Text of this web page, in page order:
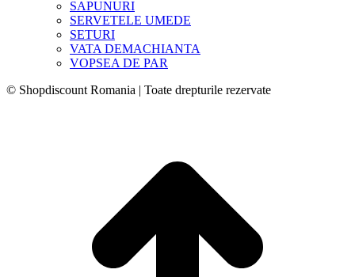
SAPUNURI
SERVETELE UMEDE
SETURI
VATA DEMACHIANTA
VOPSEA DE PAR
© Shopdiscount Romania | Toate drepturile rezervate